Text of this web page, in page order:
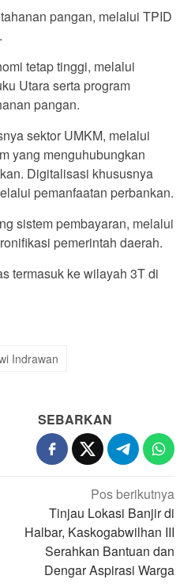
pangan, melalui TPID
tetap tinggi, melalui
Utara serta program
pangan.
sektor UMKM, melalui
yang menguhubungkan
Digitalisasi khususnya
pemanfaatan perbankan.
sistem pembayaran, melalui
pemerintah daerah.
termasuk ke wilayah 3T di
Indrawan
SEBARKAN
Pos berikutnya
Tinjau Lokasi Banjir di
Halbar, Kaskogabwilhan III
Serahkan Bantuan dan
Dengar Aspirasi Warga